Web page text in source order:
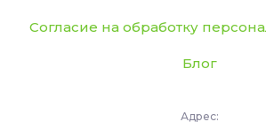
Согласие на обработку
Блог
Адрес: